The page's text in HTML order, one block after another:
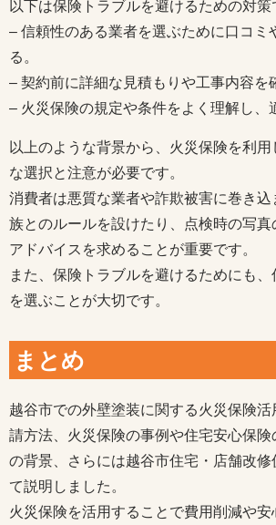
以下は保険トラブルを避けるための対策
– 信頼性のある業者を選ぶために口コミ
る。
– 契約前に詳細な見積もりや工事内容を
– 火災保険の規定や条件をよく理解し、
以上のような背景から、火災保険を利
な選択と注意が必要です。
消費者は悪質な業者や詐欺被害に巻き込
族とのルールを設けたり、点検時の写
アドバイスを求めることが重要です。
また、保険トラブルを避けるためにも
を選ぶことが大切です。
まとめ
越谷市での外壁塗装に関する火災保険活
請方法、火災保険の事例や住宅安心保
の背景、さらには越谷市住宅・店舗改修
て説明しました。
火災保険を活用することで費用削減や